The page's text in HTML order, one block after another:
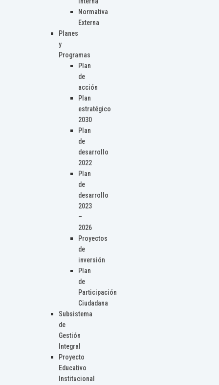
Normativa
Externa
Planes
y
Programas
Plan
de
acción
Plan
estratégico
2030
Plan
de
desarrollo
2022
Plan
de
desarrollo
2023
–
2026
Proyectos
de
inversión
Plan
de
Participación
Ciudadana
Subsistema
de
Gestión
Integral
Proyecto
Educativo
Institucional